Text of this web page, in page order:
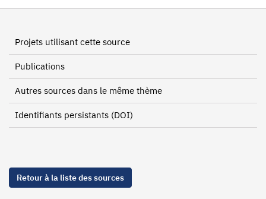
Projets utilisant cette source
Publications
Autres sources dans le même thème
Identifiants persistants (DOI)
Retour à la liste des sources